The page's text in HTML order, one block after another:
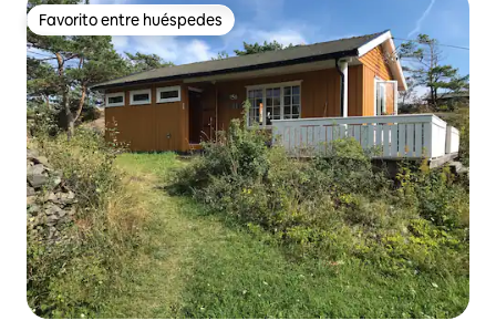
Favorito entre huéspedes
Favorito entre huéspedes